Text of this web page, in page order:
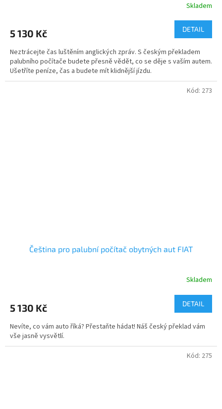
Skladem
5 130 Kč DETAIL
Neztrácejte čas luštěním anglických zpráv. S českým překladem
palubního počítače budete přesně vědět, co se děje s vaším autem.
Ušetříte peníze, čas a budete mít klidnější jízdu.
Čeština pro palubní počítač obytných aut FIAT
Skladem
5 130 Kč DETAIL
Nevíte, co vám auto říká? Přestaňte hádat! Náš český překlad vám
vše jasně vysvětlí.
Kód: 273
Kód: 275